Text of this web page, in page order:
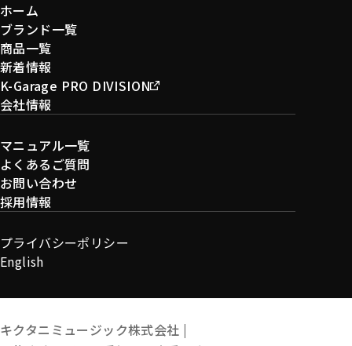
ホーム
ブランド一覧
商品一覧
新着情報
K-Garage PRO DIVISION
会社情報
マニュアル一覧
よくあるご質問
お問い合わせ
採用情報
プライバシーポリシー
English
キクタニミュージック株式会社 |